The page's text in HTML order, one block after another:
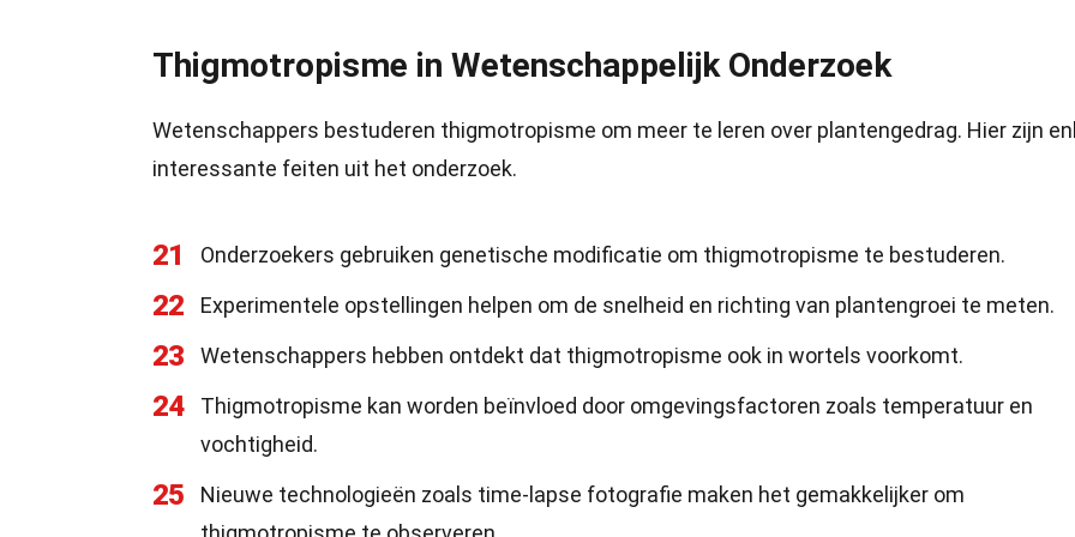
Thigmotropisme in Wetenschappelijk Onderzoek
Wetenschappers bestuderen thigmotropisme om meer te leren over plantengedrag. Hier zijn
interessante feiten uit het onderzoek.
21 Onderzoekers gebruiken genetische modificatie om thigmotropisme te bestuderen.
22 Experimentele opstellingen helpen om de snelheid en richting van plantengroei te meten.
23 Wetenschappers hebben ontdekt dat thigmotropisme ook in wortels voorkomt.
24
Thigmotropisme kan worden beïnvloed door omgevingsfactoren zoals temperatuur en
vochtigheid.
25
Nieuwe technologieën zoals time-lapse fotografie maken het gemakkelijker om